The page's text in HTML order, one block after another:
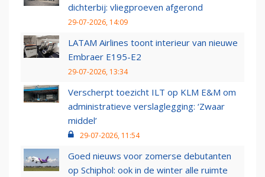
dichterbij: vliegproeven afgerond
29-07-2026, 14:09
LATAM Airlines toont interieur van nieuwe
Embraer E195-E2
29-07-2026, 13:34
Verscherpt toezicht ILT op KLM E&M om
administratieve verslaglegging: ‘Zwaar
middel’
29-07-2026, 11:54
Goed nieuws voor zomerse debutanten
op Schiphol: ook in de winter alle ruimte